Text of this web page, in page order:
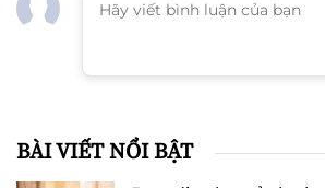
BÀI VIẾT NỔI BẬT